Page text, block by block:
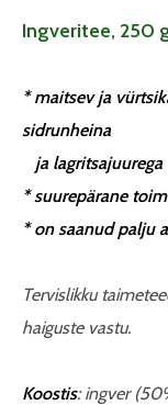
Ingveritee, 250
* maitsev ja
sidrunheina
ja lagritsajuurega
* suurepärane
* on saanud palju
Tervislikku
haiguste vastu.
Koostis: ingver